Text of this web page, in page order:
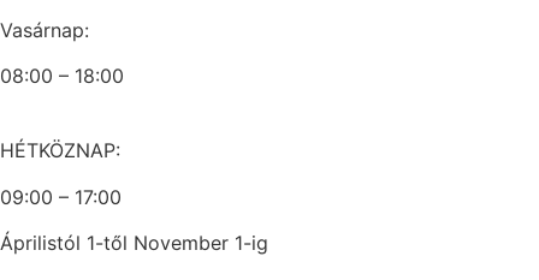
Vasárnap:
08:00 – 18:00
HÉTKÖZNAP:
09:00 – 17:00
Áprilistól 1-től November 1-ig